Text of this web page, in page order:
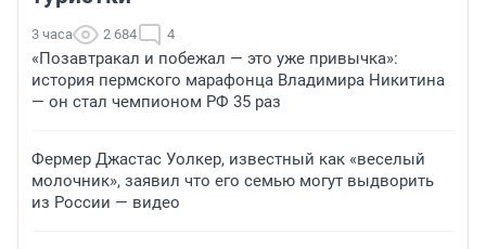
3 часа 2 684 4
«Позавтракал и побежал — это уже привычка»:
история пермского марафонца Владимира Никитина
— он стал чемпионом РФ 35 раз
Фермер Джастас Уолкер, известный как «веселый
молочник», заявил что его семью могут выдворить
из России — видео